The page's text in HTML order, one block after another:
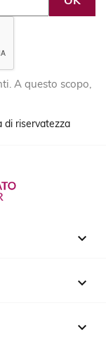
A questo scopo,
di riservatezza


